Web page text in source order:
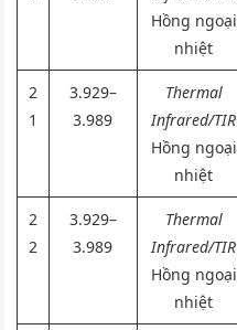
Hồng ngoại
nhiệt
2
1
3.929–
3.989
Thermal
Infrared/TIR
Hồng ngoại
nhiệt
2
2
3.929–
3.989
Thermal
Infrared/TIR
Hồng ngoại
nhiệt